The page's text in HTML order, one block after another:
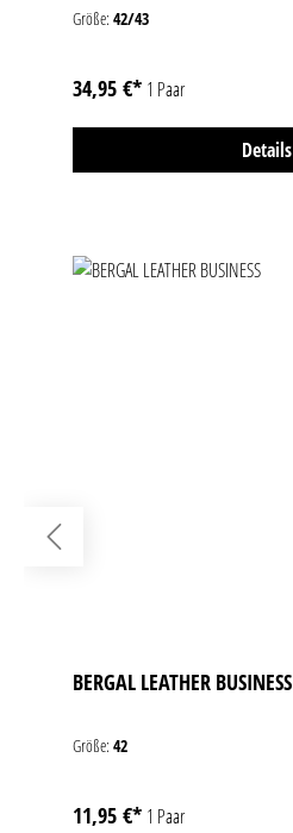
Größe: 42/43
34,95 €* 1 Paar
Details
BERGAL LEATHER BUSINESS
Größe: 42
11,95 €* 1 Paar